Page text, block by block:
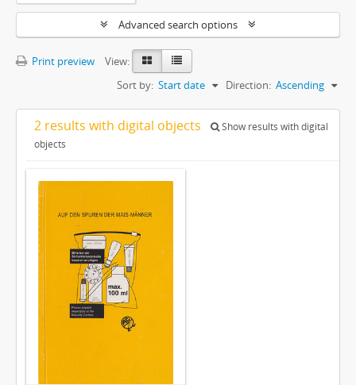
Advanced search options
Print preview
View:
Sort by: Start date Direction: Ascending
2 results with digital objects
Show results with digital
objects